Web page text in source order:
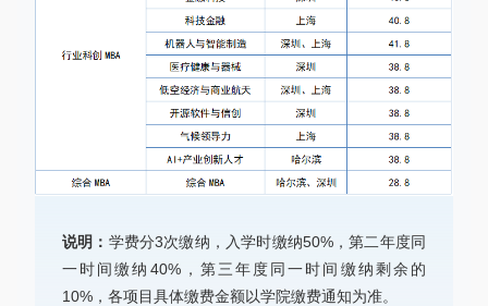
说明： 学费分3次缴纳，入学时缴纳50%，第二年度同
一时间缴纳40%，第三年度同一时间缴纳剩余的
10%，各项目具体缴费金额以学院缴费通知为准。